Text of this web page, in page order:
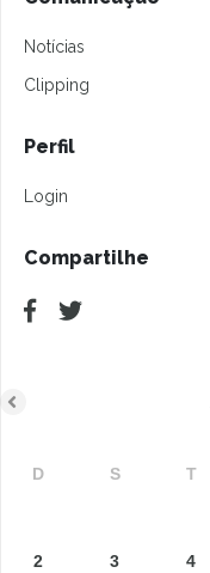
Notícias
Clipping
Perfil
Login
Compartilhe
D S T
2
3 4